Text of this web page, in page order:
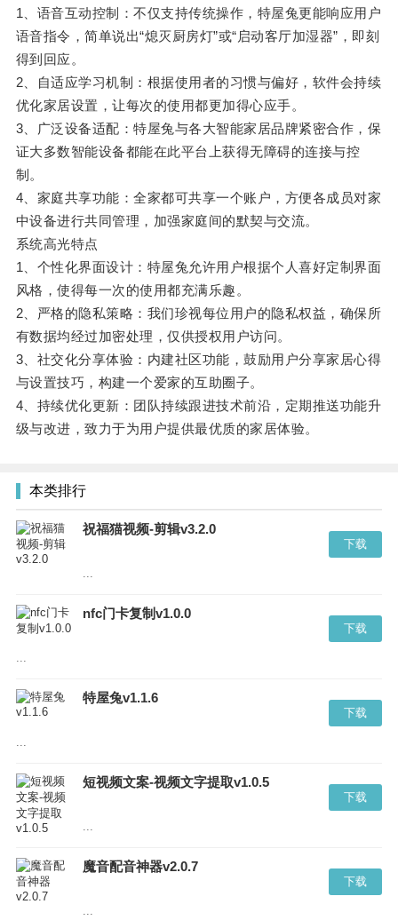
1、语音互动控制：不仅支持传统操作，特屋兔更能响应用户
语音指令，简单说出“熄灭厨房灯”或“启动客厅加湿器”，即刻
得到回应。
2、自适应学习机制：根据使用者的习惯与偏好，软件会持续
优化家居设置，让每次的使用都更加得心应手。
3、广泛设备适配：特屋兔与各大智能家居品牌紧密合作，保
证大多数智能设备都能在此平台上获得无障碍的连接与控
制。
4、家庭共享功能：全家都可共享一个账户，方便各成员对家
中设备进行共同管理，加强家庭间的默契与交流。
系统高光特点
1、个性化界面设计：特屋兔允许用户根据个人喜好定制界面
风格，使得每一次的使用都充满乐趣。
2、严格的隐私策略：我们珍视每位用户的隐私权益，确保所
有数据均经过加密处理，仅供授权用户访问。
3、社交化分享体验：内建社区功能，鼓励用户分享家居心得
与设置技巧，构建一个爱家的互助圈子。
4、持续优化更新：团队持续跟进技术前沿，定期推送功能升
级与改进，致力于为用户提供最优质的家居体验。
本类排行
祝福猫视频-剪辑v3.2.0
...
下载
nfc门卡复制v1.0.0
...
下载
特屋兔v1.1.6
...
下载
短视频文案-视频文字提取v1.0.5
...
下载
魔音配音神器v2.0.7
...
下载